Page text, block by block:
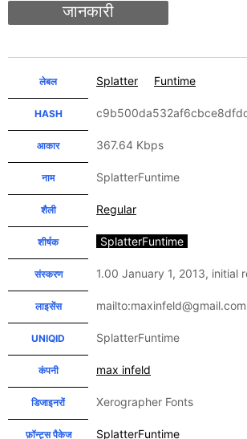
जानकारी
लेबल Splatter Funtime
HASH
आकार 367.64 Kbps
नाम SplatterFuntime
शैली Regular
शीर्षक SplatterFuntime
संस्करण 1.00 January 1, 2013, initial
लाइसेंस mailto:maxinfeld@gmail.com
UNIQID SplatterFuntime
कंपनी max infeld
डिजाइनरों Xerographer Fonts
फ़ॉन्ट्स पैकेज SplatterFuntime